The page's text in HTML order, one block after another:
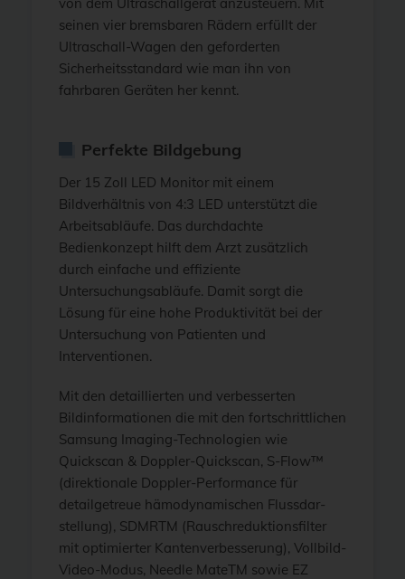
seinen vier bremsbaren Rädern erfüllt der
Ultraschall-Wagen den geforderten
Sicherheitsstandard wie man ihn von
fahrbaren Geräten her kennt.
Perfekte Bildgebung
Der 15 Zoll LED Monitor mit einem
Bildverhältnis von 4:3 LED unterstützt die
Arbeitsabläufe. Das durchdachte
Bedienkonzept hilft dem Arzt zusätzlich
durch einfache und effiziente
Untersuchungsabläufe. Damit sorgt die
Lösung für eine hohe Produktivität bei der
Untersuchung von Patienten und
Interventionen.
Mit den detaillierten und verbesserten
Bildinformationen die mit den fortschrittlichen
Samsung Imaging-Technologien wie
Quickscan & Doppler-Quickscan, S-Flow™
(direktionale Doppler-Performance für
detailgetreue hämodynamischen Flussdar-
stellung), SDMRTM (Rauschreduktionsfilter
mit optimierter Kantenverbesserung), Vollbild-
Video-Modus, Needle MateTM sowie EZ